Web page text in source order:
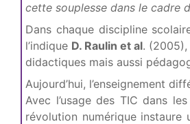
cette souplesse dans le cadre
Dans chaque discipline
l’indique D. Raulin et al. (2005),
didactiques mais aussi
Aujourd’hui, l’enseignement
Avec l’usage des TIC dans
révolution numérique